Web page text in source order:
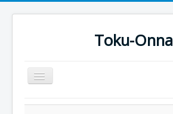
Toku-Onna
Basculer
la
Accueil